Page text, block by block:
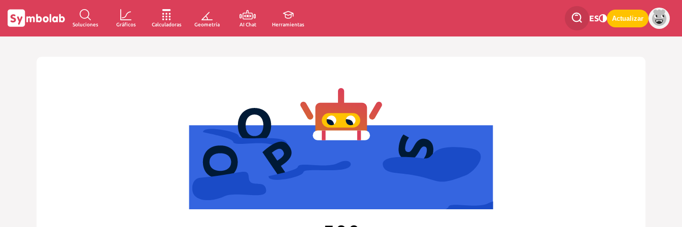
Soluciones Gráficos Calculadoras Geometría AI Chat Herramientas
ES Actualizar